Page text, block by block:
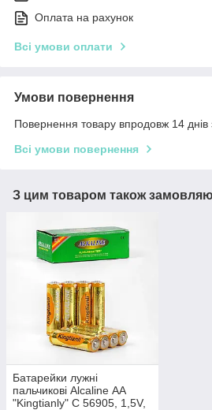
Оплата на рахунок
Всі умови оплати
Умови повернення
Повернення товару впродовж 14 днів
Всі умови повернення
З цим товаром також
Батарейки лужні
пальчикові Alcaline АА
"Kingtianly" C 56905, 1,5V,